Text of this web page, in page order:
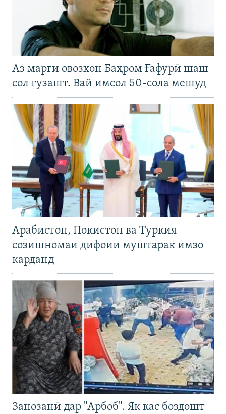
Аз марги овозхон Баҳром Ғафурӣ шаш
сол гузашт. Вай имсол 50-сола мешуд
Арабистон, Покистон ва Туркия
созишномаи дифоии муштарак имзо
карданд
Занозанӣ дар "Арбоб". Як кас боздошт